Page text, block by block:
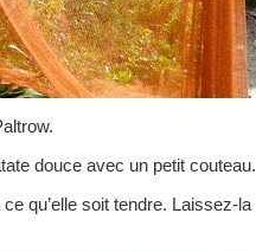
douce avec un petit couteau.
qu’elle soit tendre. Laissez-la